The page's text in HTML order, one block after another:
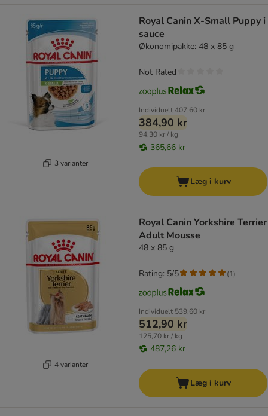
3 varianter
Royal Canin X-Small Puppy i
sauce
Økonomipakke: 48 x 85 g
Individuelt407,60 kr
384,90 kr
94,30 kr / kg
365,66 kr
Not Rated
Læg i kurv
4 varianter
Royal Canin Yorkshire Terrier
Adult Mousse
48 x 85 g
Individuelt 539,60 kr
512,90 kr
125,70 kr / kg
487,26 kr
Rating: 5/5 (1)
Læg i kurv